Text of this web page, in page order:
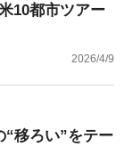
10都市ツアー
2026/4/9
移ろい”をテー